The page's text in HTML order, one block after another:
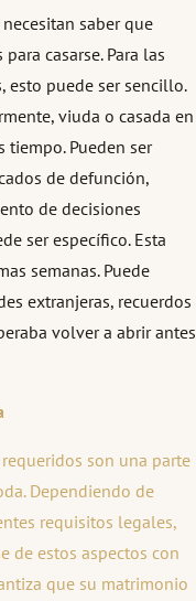
saber que
casarse. Para las
esto puede ser sencillo.
viuda o casada en
tiempo. Pueden ser
de defunción,
de decisiones
ser específico. Esta
semanas. Puede
extranjeras, recuerdos
volver a abrir antes
son una parte
Dependiendo de
requisitos legales,
de estos aspectos con
que su matrimonio